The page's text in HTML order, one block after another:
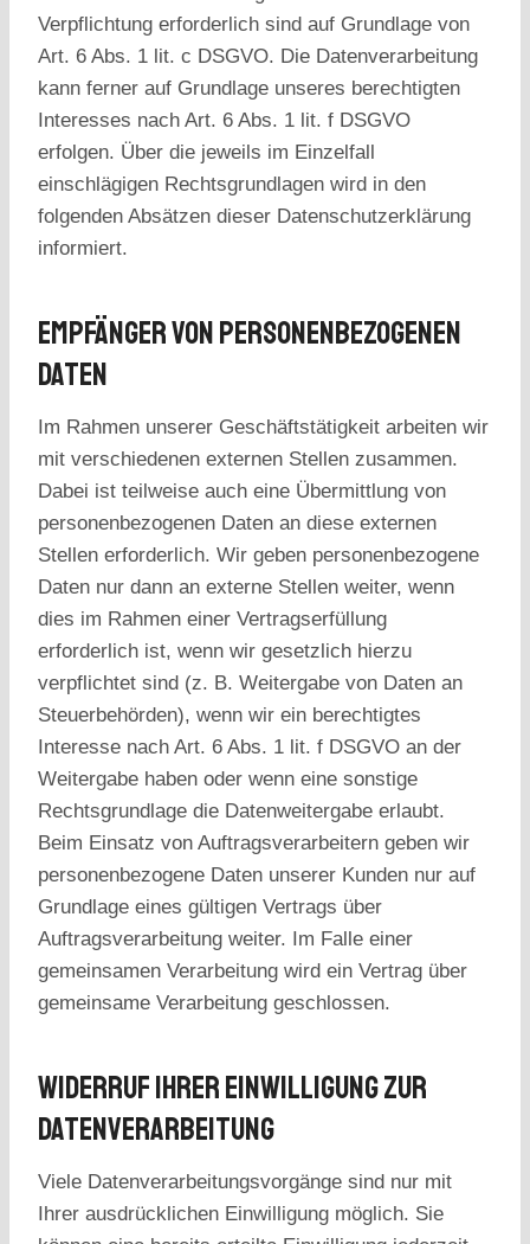
Verpflichtung erforderlich sind auf Grundlage von
Art. 6 Abs. 1 lit. c DSGVO. Die Datenverarbeitung
kann ferner auf Grundlage unseres berechtigten
Interesses nach Art. 6 Abs. 1 lit. f DSGVO
erfolgen. Über die jeweils im Einzelfall
einschlägigen Rechtsgrundlagen wird in den
folgenden Absätzen dieser Datenschutzerklärung
informiert.
Empfänger Von Personenbezogenen
Daten
Im Rahmen unserer Geschäftstätigkeit arbeiten wir
mit verschiedenen externen Stellen zusammen.
Dabei ist teilweise auch eine Übermittlung von
personenbezogenen Daten an diese externen
Stellen erforderlich. Wir geben personenbezogene
Daten nur dann an externe Stellen weiter, wenn
dies im Rahmen einer Vertragserfüllung
erforderlich ist, wenn wir gesetzlich hierzu
verpflichtet sind (z. B. Weitergabe von Daten an
Steuerbehörden), wenn wir ein berechtigtes
Interesse nach Art. 6 Abs. 1 lit. f DSGVO an der
Weitergabe haben oder wenn eine sonstige
Rechtsgrundlage die Datenweitergabe erlaubt.
Beim Einsatz von Auftragsverarbeitern geben wir
personenbezogene Daten unserer Kunden nur auf
Grundlage eines gültigen Vertrags über
Auftragsverarbeitung weiter. Im Falle einer
gemeinsamen Verarbeitung wird ein Vertrag über
gemeinsame Verarbeitung geschlossen.
Widerruf Ihrer Einwilligung Zur
Datenverarbeitung
Viele Datenverarbeitungsvorgänge sind nur mit
Ihrer ausdrücklichen Einwilligung möglich. Sie